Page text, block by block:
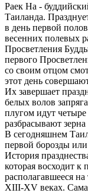
Раек На -
Таиланда.
в день первой
весенних полевых
Просветления
первого
со своим отцом
этот день
Их завершает
белых волов
плугом идут
разбрасывают
В сегодняшнем
первой борозды
История
которая восходит к
располагавшееся
XIII-XV веках. Сама